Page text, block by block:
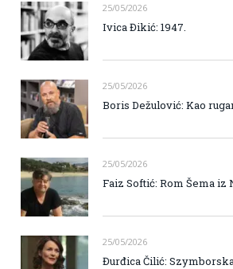
25/05/2026
Ivica Đikić: 1947.
25/05/2026
Boris Dežulović: Kao
25/05/2026
Faiz Softić: Rom Šema iz
25/05/2026
Đurđica Čilić: